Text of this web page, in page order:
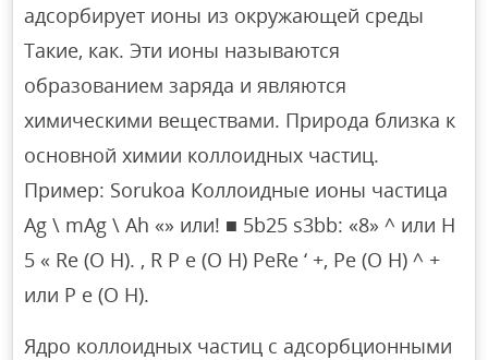
адсорбирует ионы из окружающей среды
Такие, как. Эти ионы называются
образованием заряда и являются
химическими веществами. Природа близка к
основной химии коллоидных частиц.
Пример: Sorukoa Коллоидные ионы частица
Ag \ mAg \ Ah «» или! ■ 5b25 s3bb: «8» ^ или H
5 « Re (O H). , R P e (O H) РеRe ‘ +, Pe (O H) ^ +
или P e (O H).
Ядро коллоидных частиц с адсорбционными